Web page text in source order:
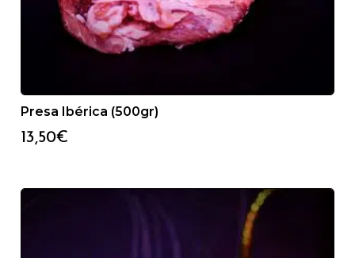
Presa Ibérica (500gr)
13,50€